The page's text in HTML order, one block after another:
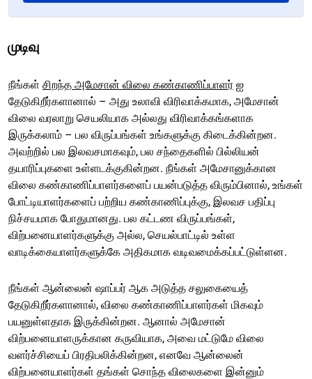
முடிவு
நீங்கள் சிறந்த அமேசான் விலை கண்காணிப்பாளர் ஐ
தேடுகிறீர்களானால் – அது உலாவி விரிவாக்கமாக, அமேசான்
விலை வரலாறு செயலியாக அல்லது விரிவாக்கங்களாக
இருக்கலாம் – பல விருப்பங்கள் உங்களுக்கு கிடைக்கின்றன.
அவற்றில் பல இலவசமாகவும், பல சந்தைகளில் பில்லியன்
தயாரிப்புகளை உள்ளடக்குகின்றன. நீங்கள் அமேசானுக்கான
விலை கண்காணிப்பாளர்களைப் பயன்படுத்த விரும்பினால், உங்கள்
போட்டியாளர்களைப் பற்றிய கண்காணிப்புக்கு, இலவச பதிப்பு
நிச்சயமாக போதுமானது. பல கட்டண விருப்பங்கள்,
விற்பனையாளர்களுக்கு அல்ல, செயல்பாட்டில் உள்ள
வாடிக்கையாளர்களுக்கே அதிகமாக வடிவமைக்கப்பட்டுள்ளன.
நீங்கள் ஆன்லைன் ஷாப்பர் ஆக அடுத்த சலுகையைத்
தேடுகிறீர்களானால், விலை கண்காணிப்பாளர்கள் மிகவும்
பயனுள்ளதாக இருக்கின்றன. ஆனால் அமேசான்
விற்பனையாளருக்கான கருவியாக, அவை மட்டுமே விலை
வளர்ச்சியைப் பிரதிபலிக்கின்றன, எனவே ஆன்லைன்
விற்பனையாளர்கள் தங்கள் சொந்த விலைகளை இன்னும்